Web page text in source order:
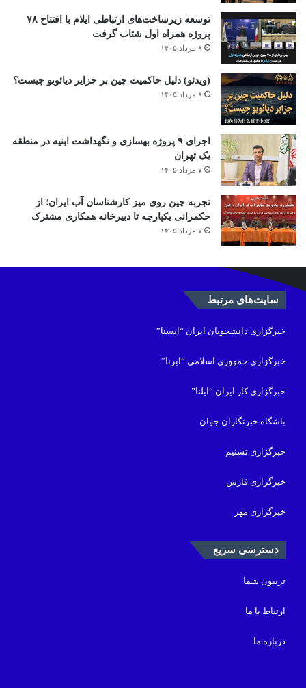
توسعه زیرساخت‌های ارتباطی ایلام با افتتاح ۷۸
پروژه همراه اول شتاب گرفت
۸ مرداد ۱۴۰۵
(ویدئو) دلیل حاکمیت چین بر جزایر دیائویو چیست؟
۸ مرداد ۱۴۰۵
اجرای ۹ پروژه بهسازی و نگهداشت ابنیه در منطقه
یک تهران
۷ مرداد ۱۴۰۵
تجربه چین روی میز کارشناسان آب ایران؛ از
حکمرانی یکپارچه تا دبیرخانه همکاری مشترک
۷ مرداد ۱۴۰۵
سایت‌های مرتبط
خبرگزاری دانشجویان ایران “ایسنا”
خبرگزاری جمهوری اسلامی “ایرنا”
خبرگزاری کار ایران “ایلنا”
باشگاه خبرنگاران جوان
خبرگزاری تسنیم
خبرگزاری فارس
خبرگزاری مهر
دسترسی سریع
تریبون شما
ارتباط با ما
درباره ما